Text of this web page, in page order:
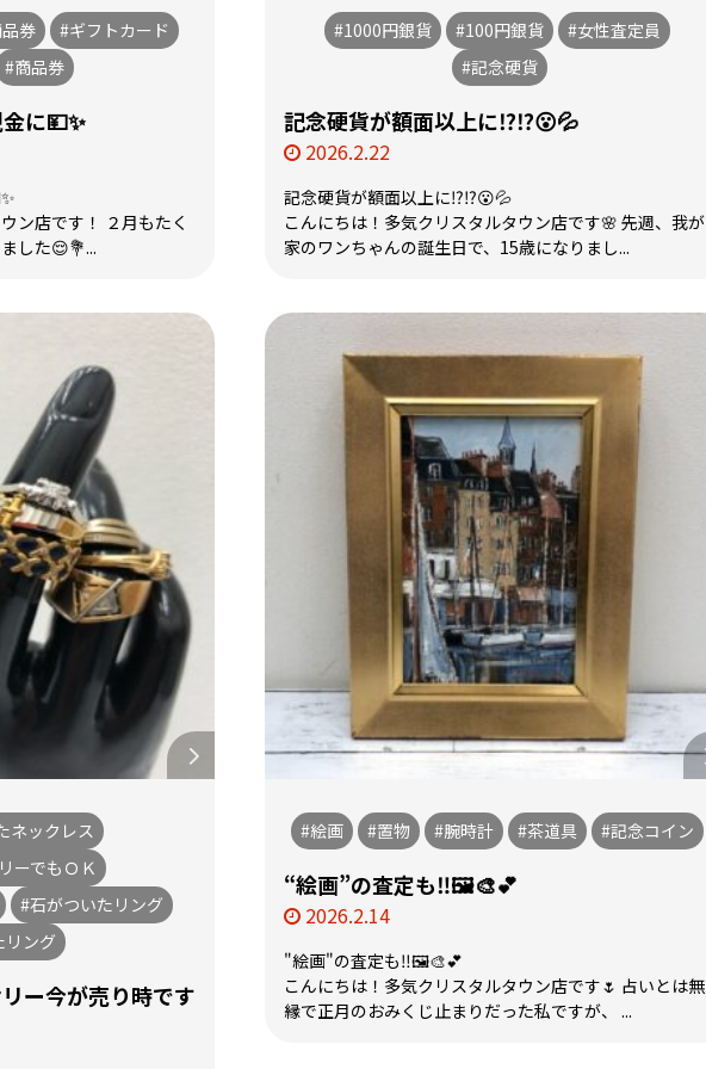
券
#ギフトカード
#商品券
に💴✨
ン店です！ ２月もたく
した😌💐...
#1000円銀貨 #100円銀貨
#女性査定員
#記念硬貨
記念硬貨が額面以上に⁉️⁉️😮💦
2026.2.22
記念硬貨が額面以上に⁉️⁉️😮💦
こんにちは！多気クリスタルタウン店です🌸 先週、我が
家のワンちゃんの誕生日で、15歳になりまし...
ネックレス
ーでもＯＫ
#石がついたリング
リング
ー今が売り時です
#絵画 #置物 #腕時計 #茶道具 #記念コイン
“絵画”の査定も‼️🖼️🎨💕
2026.2.14
"絵画"の査定も‼️🖼️🎨💕
こんにちは！多気クリスタルタウン店です🌷 占いとは無
縁で正月のおみくじ止まりだった私ですが、 ...